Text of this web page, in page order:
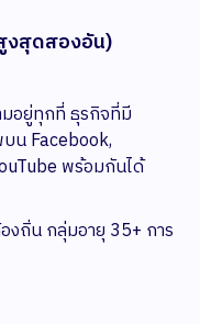
งสุดสองอัน)
อยู่ทุกที่ ธุรกิจที่มี
น Facebook,
พร้อมกันได้
งถิ่น กลุ่มอายุ 35+ การ